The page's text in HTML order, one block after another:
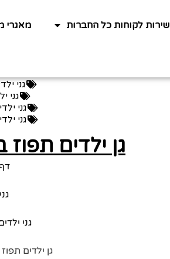
שירות לקוחות כל החברות מאגרי
גני
גני
גני
גני
גן ילדים
גני
גן ילדים